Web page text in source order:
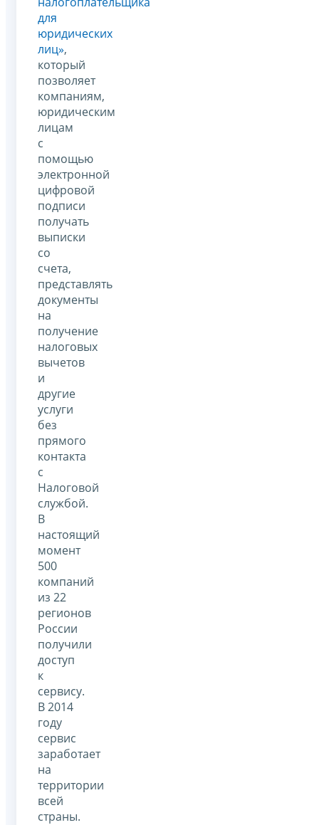
для
юридических
лиц»,
который
позволяет
компаниям,
юридическим
лицам
с
помощью
электронной
цифровой
подписи
получать
выписки
со
счета,
представлять
документы
на
получение
налоговых
вычетов
и
другие
услуги
без
прямого
контакта
с
Налоговой
службой.
В
настоящий
момент
500
компаний
из 22
регионов
России
получили
доступ
к
сервису.
В 2014
году
сервис
заработает
на
территории
всей
страны.